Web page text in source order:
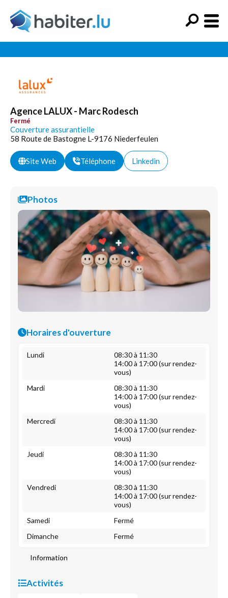
Agence LALUX - Marc Rodesch
Fermé
Couverture assurantielle
58 Route de Bastogne L-9176 Niederfeulen
Site Web Téléphone Linkedin
Photos
Horaires d'ouverture
Lundi
08:30 à 11:30
14:00 à 17:00 (sur rendez-
vous)
Mardi
08:30 à 11:30
14:00 à 17:00 (sur rendez-
vous)
Mercredi
08:30 à 11:30
14:00 à 17:00 (sur rendez-
vous)
Jeudi
08:30 à 11:30
14:00 à 17:00 (sur rendez-
vous)
Vendredi
08:30 à 11:30
14:00 à 17:00 (sur rendez-
vous)
Samedi
Fermé
Dimanche
Fermé
Information
Activités